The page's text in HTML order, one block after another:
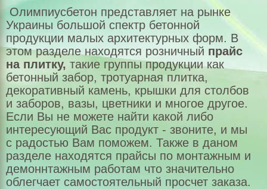
ВОРОТА КАЛИТКИ РЕШЕТКИ
Садовый декор
Шлакоблок
Бордюры,водостоки
Гипсовая плитка
Теплые плитки Полифасад
Цемент, оптовая цена
Выезд на замеры
Олимпиусбетон представляет на рынке
Украины большой спектр бетонной
продукции малых архитектурных форм. В
этом разделе находятся розничный прайс
на плитку, такие группы продукции как
бетонный забор, тротуарная плитка,
декоративный камень, крышки для столбов
и заборов, вазы, цветники и многое другое.
Если Вы не можете найти какой либо
интересующий Вас продукт - звоните, и мы
с радостью Вам поможем. Также в даном
разделе находятся прайсы по монтажным и
демоннтажным работам что значительно
облегчает самостоятельный просчет заказа.